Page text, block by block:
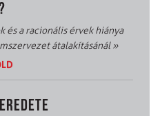
és a racionális érvek hiánya
átalakításánál»